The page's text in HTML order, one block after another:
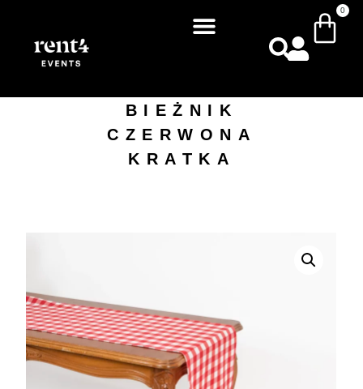
0
BIEŻNIK
CZERWONA
KRATKA